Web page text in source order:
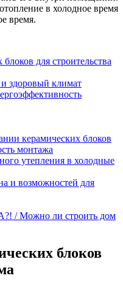
в холодное время
время.
для строительства
и здоровый климат
керамических блоков
монтажа
утепления в холодные
и возможностей для
Можно ли строить дом
блоков